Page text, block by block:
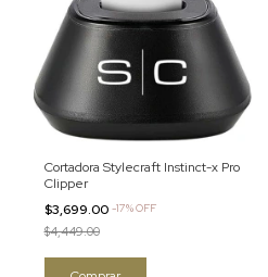
Cortadora Stylecraft Instinct-x Pro
Clipper
$3,699.00 -17%OFF
$4,449.00